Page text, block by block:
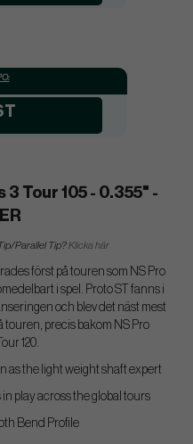
3 Tour 105 - 0.355" -
Parallel Tip?Klicka här
först på touren som NS Pro
i spel. Proto ST fanns i
och blev det näst mest
precis bakom NS Pro
120.
as the light weight shaft expert
play across the global tours
Bend Profile